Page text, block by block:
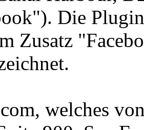
Die
Zusatz
welches